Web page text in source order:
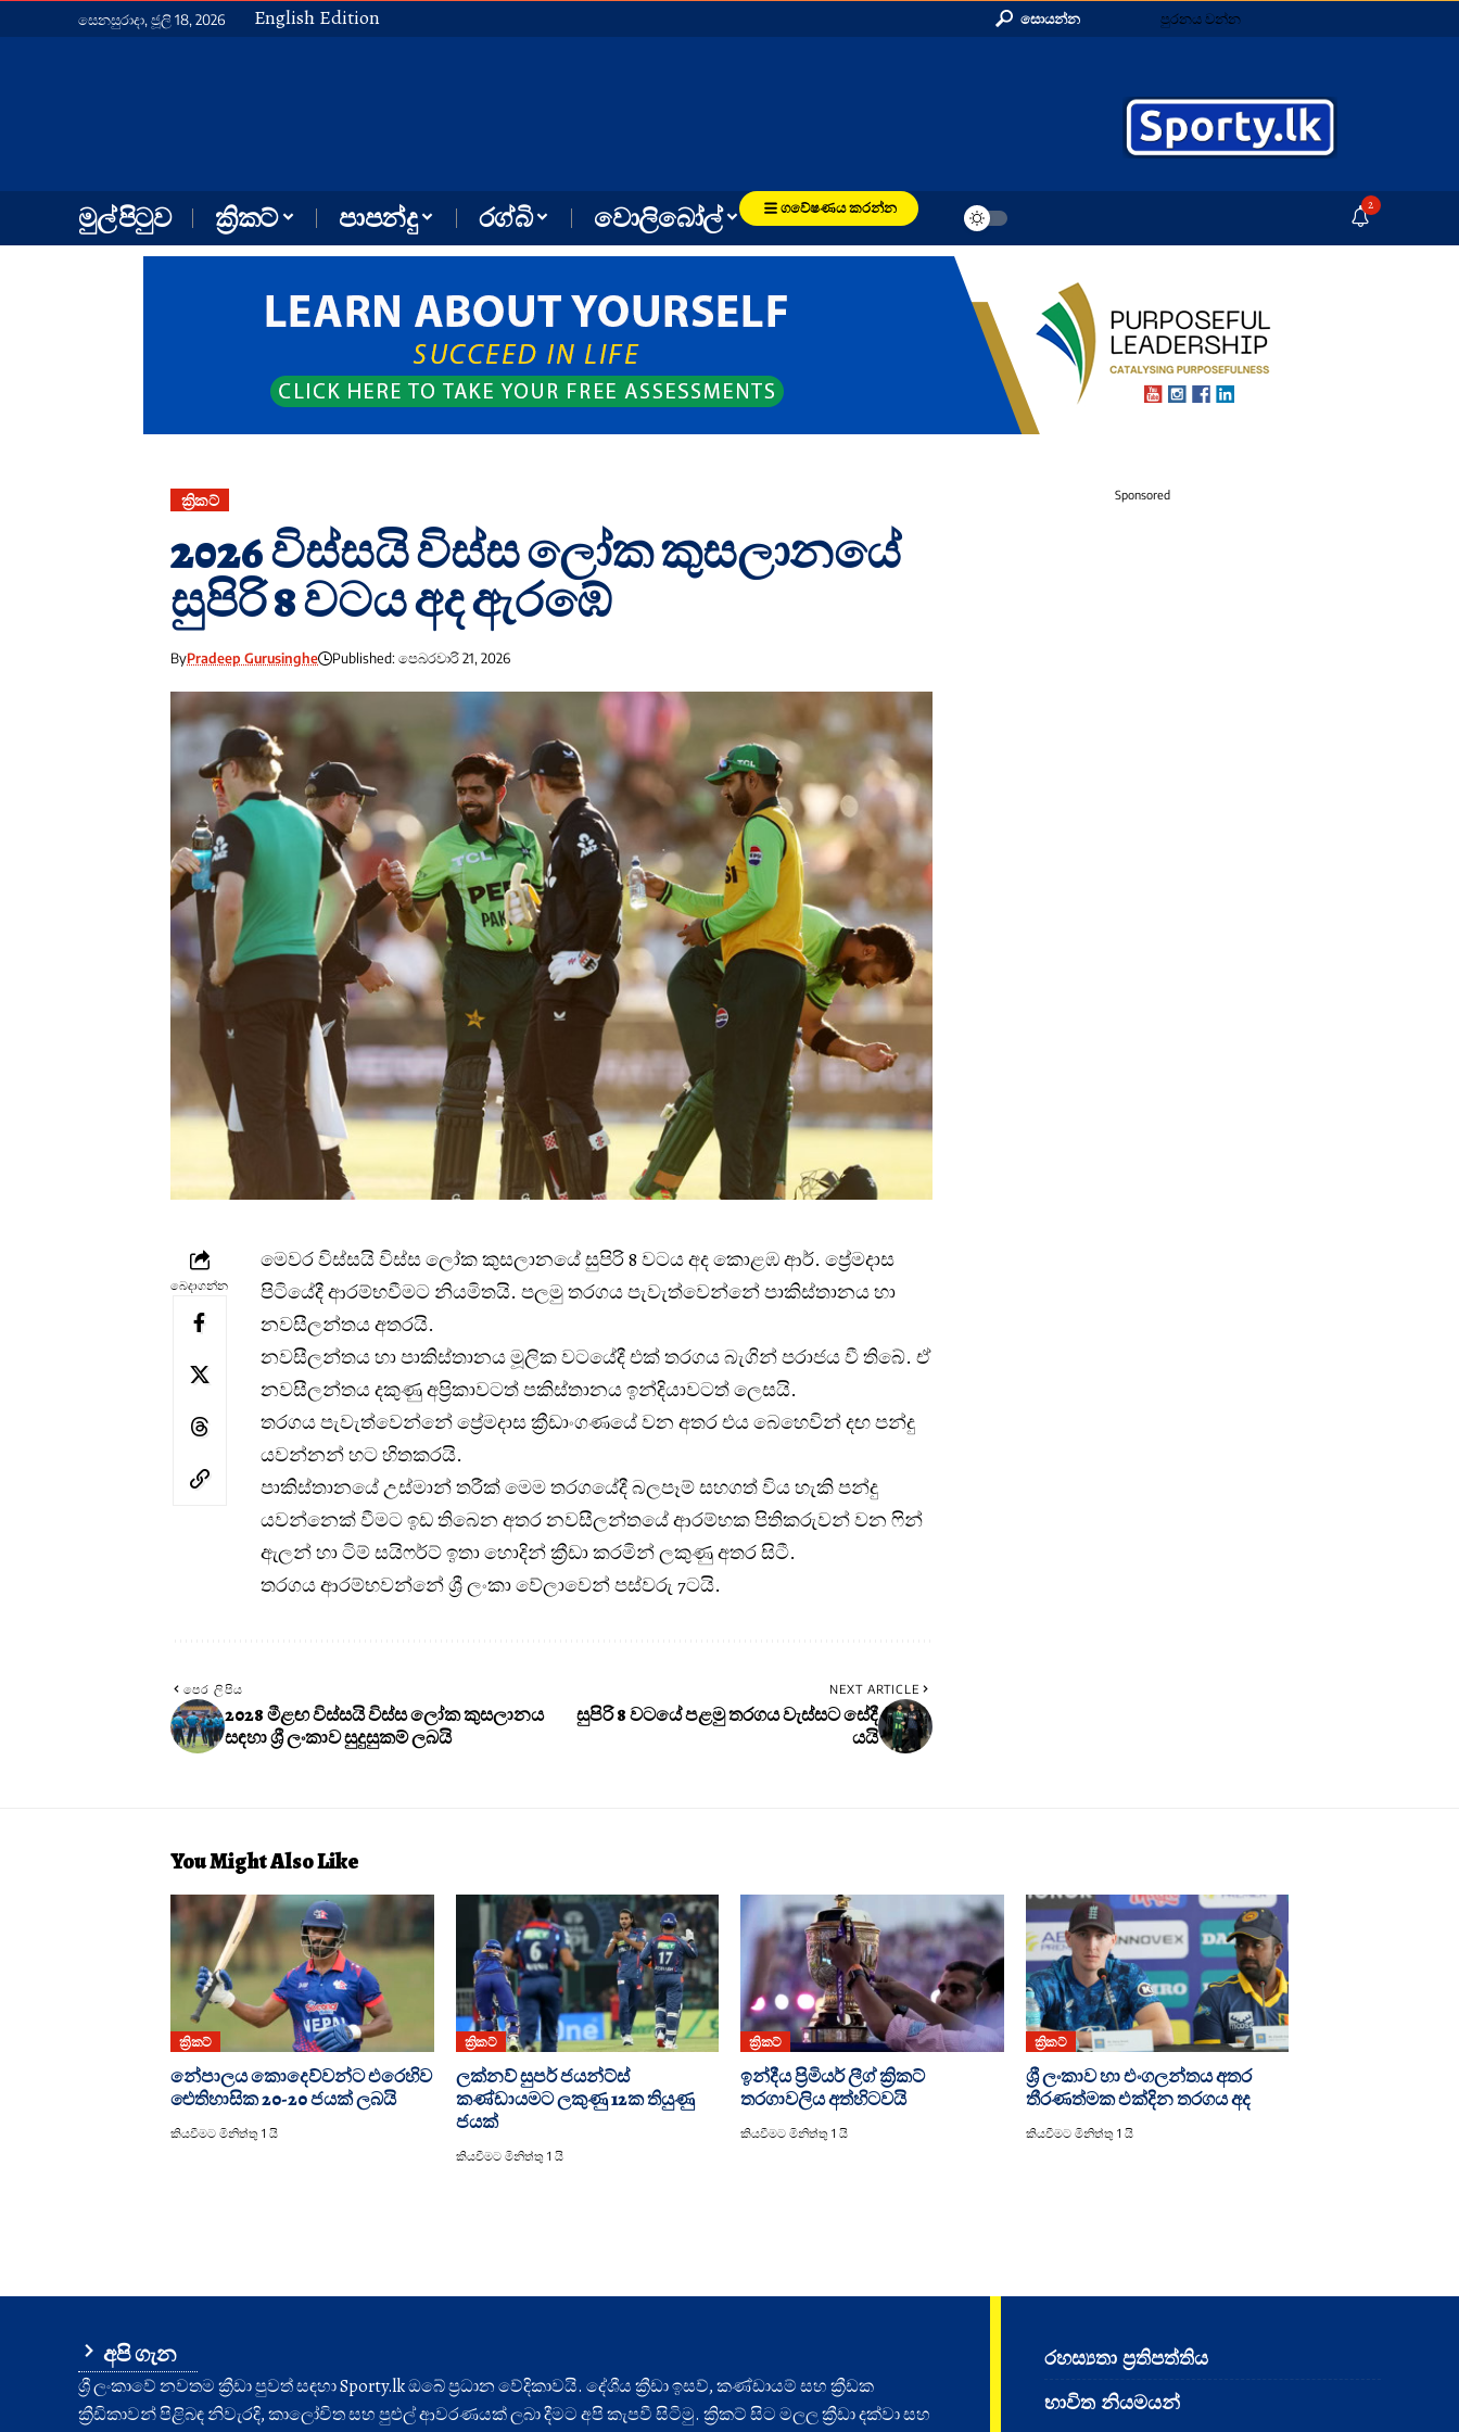
සෙනසුරාදා, ජූලි 18, 2026 English Edition සොයන්න පුරනය වන්න
මුල් පිටුව ක්‍රිකට් පාපන්දු රග්බි වොලිබෝල් ගවේෂණය කරන්න 2
ක්‍රිකට්
2026 විස්සයි විස්ස ලෝක කුසලානයේ
සුපිරි 8 වටය අද ඇරඹේ
ByPradeep Gurusinghe Published: පෙබරවාරි 21, 2026
බෙදාගන්න
මෙවර විස්සයි විස්ස ලෝක කුසලානයේ සුපිරි 8 වටය අද කොළඹ ආර්. ප්‍රේමදාස
පිටියේදී ආරම්භවීමට නියමිතයි. පලමු තරගය පැවැත්වෙන්නේ පාකිස්තානය හා
නවසීලන්තය අතරයි.
නවසීලන්තය හා පාකිස්තානය මූලික වටයේදී එක් තරගය බැගින් පරාජය වී තිබේ. ඒ
නවසීලන්තය දකුණු අප්‍රිකාවටත් පකිස්තානය ඉන්දියාවටත් ලෙසයි.
තරගය පැවැත්වෙන්නේ ප්‍රේමදාස ක්‍රීඩාංගණයේ වන අතර එය බෙහෙවින් දඟ පන්දු
යවන්නන් හට හිතකරයි.
පාකිස්තානයේ උස්මාන් තරීක් මෙම තරගයේදී බලපෑම් සහගත් විය හැකි පන්දු
යවන්නෙක් වීමට ඉඩ තිබෙන අතර නවසීලන්තයේ ආරම්භක පිතිකරුවන් වන ෆින්
ඇලන් හා ටිම් සයිෆර්ට් ඉතා හොදින් ක්‍රීඩා කරමින් ලකුණු අතර සිටී.
තරගය ආරම්භවන්නේ ශ්‍රී ලංකා වේලාවෙන් පස්වරු 7ටයි.
පෙර ලිපිය
2028 මීළඟ විස්සයි විස්ස ලෝක කුසලානය
සඳහා ශ්‍රී ලංකාව සුදුසුකම් ලබයි
NEXT ARTICLE
සුපිරි 8 වටයේ පළමු තරගය වැස්සට සේදී
යයි
Sponsored
You Might Also Like
ක්‍රිකට්
නේපාලය කොදෙව්වන්ට එරෙහිව
ඓතිහාසික 20-20 ජයක් ලබයි
කියවීමට මිනිත්තු 1 යි
ක්‍රිකට්
ලක්නව් සුපර් ජයන්ට්ස්
කණ්ඩායමට ලකුණු 12ක තියුණු
ජයක්
කියවීමට මිනිත්තු 1 යි
ක්‍රිකට්
ඉන්දීය ප්‍රිමියර් ලීග් ක්‍රිකට්
තරගාවලිය අත්හිටවයි
කියවීමට මිනිත්තු 1 යි
ක්‍රිකට්
ශ්‍රී ලංකාව හා එංගලන්තය අතර
තීරණත්මක එක්දින තරගය අද
කියවීමට මිනිත්තු 1 යි
අපි ගැන
ශ්‍රී ලංකාවේ නවතම ක්‍රීඩා පුවත් සඳහා Sporty.lk ඔබේ ප්‍රධාන වේදිකාවයි. දේශීය ක්‍රීඩා ඉසව්, කණ්ඩායම් සහ ක්‍රීඩක
ක්‍රීඩිකාවන් පිළිබඳ නිවැරදි, කාලෝචිත සහ පුළුල් ආවරණයක් ලබා දීමට අපි කැපවී සිටිමු. ක්‍රිකට් සිට මලල ක්‍රීඩා දක්වා සහ
රහස්‍යතා ප්‍රතිපත්තිය
භාවිත නියමයන්